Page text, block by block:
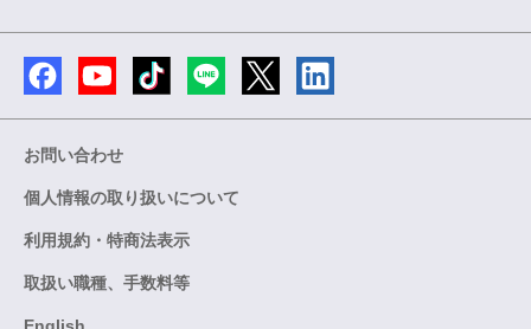
お問い合わせ
個人情報の取り扱いについて
利用規約・特商法表示
取扱い職種、手数料等